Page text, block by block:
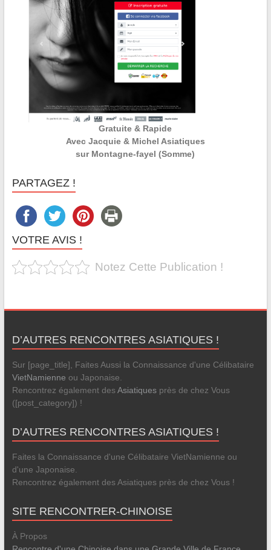
Gratuite & Rapide
Avec Jacquie & Michel Asiatiques
sur Montagne-fayel (Somme)
PARTAGEZ !
VOTRE AVIS !
Notez Cette Publication !
D’AUTRES RENCONTRES ASIATIQUES !
Sur [page_title], Faites Aussi la Connaissance d'une Célibataire
VietNamienne ou Japonaise.
Rencontrez également desAsiatiquesprès de chez Vous
([post_category]) !
D’AUTRES RENCONTRES ASIATIQUES !
Faites la Connaissance d'une Célibataire VietNamienne ou
d'une Japonaise.
Rencontrez également des Asiatiques près de chez Vous !
SITE RENCONTRER-CHINOISE
À Propos